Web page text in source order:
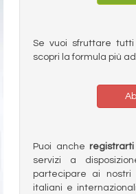
Se vuoi sfruttare
scopri la formula più
Puoi anche
servizi a
partecipare ai
italiani e